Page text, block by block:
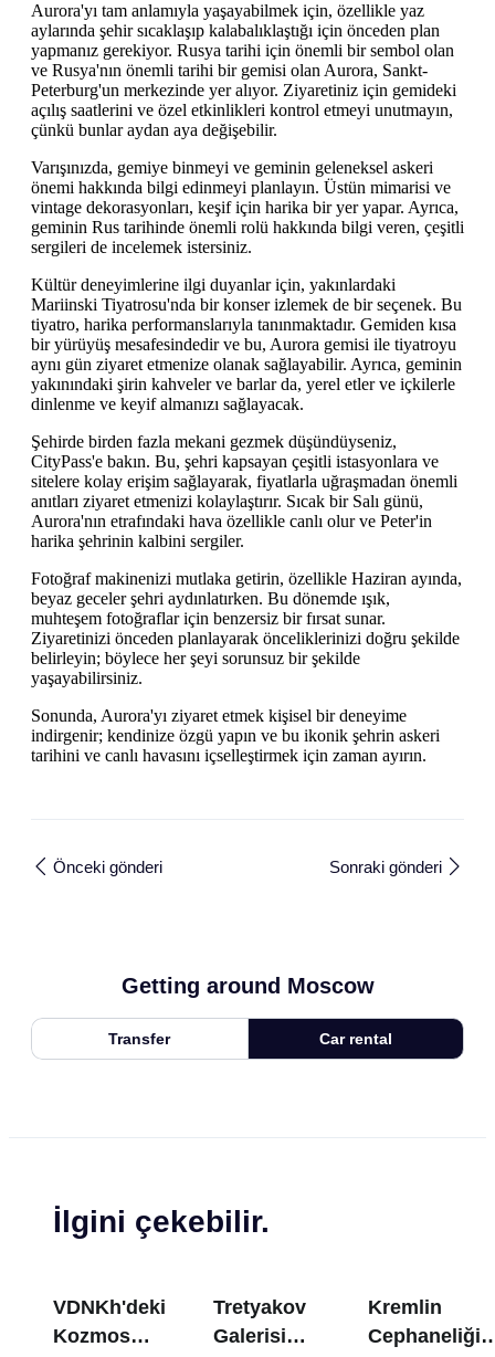
Aurora'yı tam anlamıyla yaşayabilmek için, özellikle yaz
aylarında şehir sıcaklaşıp kalabalıklaştığı için önceden plan
yapmanız gerekiyor. Rusya tarihi için önemli bir sembol olan
ve Rusya'nın önemli tarihi bir gemisi olan Aurora, Sankt-
Peterburg'un merkezinde yer alıyor. Ziyaretiniz için gemideki
açılış saatlerini ve özel etkinlikleri kontrol etmeyi unutmayın,
çünkü bunlar aydan aya değişebilir.
Varışınızda, gemiye binmeyi ve geminin geleneksel askeri
önemi hakkında bilgi edinmeyi planlayın. Üstün mimarisi ve
vintage dekorasyonları, keşif için harika bir yer yapar. Ayrıca,
geminin Rus tarihinde önemli rolü hakkında bilgi veren, çeşitli
sergileri de incelemek istersiniz.
Kültür deneyimlerine ilgi duyanlar için, yakınlardaki
Mariinski Tiyatrosu'nda bir konser izlemek de bir seçenek. Bu
tiyatro, harika performanslarıyla tanınmaktadır. Gemiden kısa
bir yürüyüş mesafesindedir ve bu, Aurora gemisi ile tiyatroyu
aynı gün ziyaret etmenize olanak sağlayabilir. Ayrıca, geminin
yakınındaki şirin kahveler ve barlar da, yerel etler ve içkilerle
dinlenme ve keyif almanızı sağlayacak.
Şehirde birden fazla mekani gezmek düşündüyseniz,
CityPass'e bakın. Bu, şehri kapsayan çeşitli istasyonlara ve
sitelere kolay erişim sağlayarak, fiyatlarla uğraşmadan önemli
anıtları ziyaret etmenizi kolaylaştırır. Sıcak bir Salı günü,
Aurora'nın etrafındaki hava özellikle canlı olur ve Peter'in
harika şehrinin kalbini sergiler.
Fotoğraf makinenizi mutlaka getirin, özellikle Haziran ayında,
beyaz geceler şehri aydınlatırken. Bu dönemde ışık,
muhteşem fotoğraflar için benzersiz bir fırsat sunar.
Ziyaretinizi önceden planlayarak önceliklerinizi doğru şekilde
belirleyin; böylece her şeyi sorunsuz bir şekilde
yaşayabilirsiniz.
Sonunda, Aurora'yı ziyaret etmek kişisel bir deneyime
indirgenir; kendinize özgü yapın ve bu ikonik şehrin askeri
tarihini ve canlı havasını içselleştirmek için zaman ayırın.
Önceki gönderi Sonraki gönderi
Getting around Moscow
Transfer Car rental
İlgini çekebilir.
VDNKh'deki
Kozmos
Tretyakov
Galerisi
Kremlin
Cephaneliği